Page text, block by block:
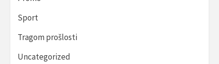
Sport
Tragom prošlosti
Uncategorized